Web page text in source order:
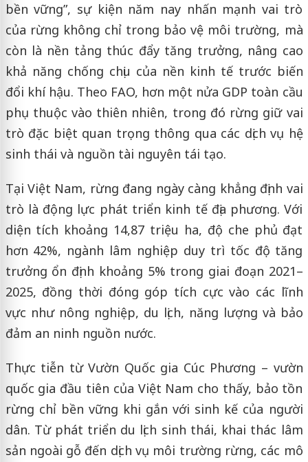
bền vững”, sự kiện năm nay nhấn mạnh vai trò
của rừng không chỉ trong bảo vệ môi trường, mà
còn là nền tảng thúc đẩy tăng trưởng, nâng cao
khả năng chống chịu của nền kinh tế trước biến
đổi khí hậu. Theo FAO, hơn một nửa GDP toàn cầu
phụ thuộc vào thiên nhiên, trong đó rừng giữ vai
trò đặc biệt quan trọng thông qua các dịch vụ hệ
sinh thái và nguồn tài nguyên tái tạo.
Tại Việt Nam, rừng đang ngày càng khẳng định vai
trò là động lực phát triển kinh tế địa phương. Với
diện tích khoảng 14,87 triệu ha, độ che phủ đạt
hơn 42%, ngành lâm nghiệp duy trì tốc độ tăng
trưởng ổn định khoảng 5% trong giai đoạn 2021–
2025, đồng thời đóng góp tích cực vào các lĩnh
vực như nông nghiệp, du lịch, năng lượng và bảo
đảm an ninh nguồn nước.
Thực tiễn từVườn Quốc gia Cúc Phương – vườn
quốc gia đầu tiên của Việt Nam cho thấy, bảo tồn
rừng chỉ bền vững khi gắn với sinh kế của người
dân. Từ phát triển du lịch sinh thái, khai thác lâm
sản ngoài gỗ đến dịch vụ môi trường rừng, các mô